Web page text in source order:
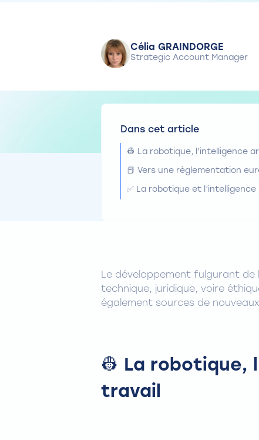
Célia GRAINDORGE
Strategic Account Manager
Dans cet article
👷 La robotique, l’intelligence
📕 Vers une règlementation
✅ La robotique et
Le développement fulgurant de
technique, juridique, voire
également sources de
👷 La
travail